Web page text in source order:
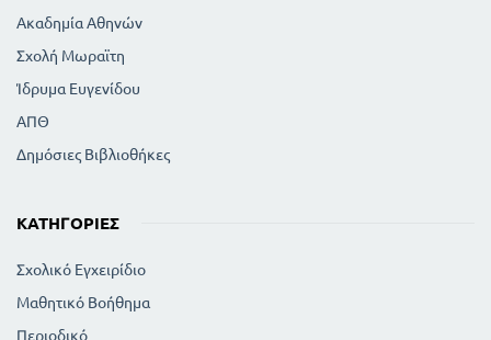
Ακαδημία Αθηνών
Σχολή Μωραϊτη
Ίδρυμα Ευγενίδου
ΑΠΘ
Δημόσιες Βιβλιοθήκες
ΚΑΤΗΓΟΡΊΕΣ
Σχολικό Εγχειρίδιο
Μαθητικό Βοήθημα
Περιοδικό